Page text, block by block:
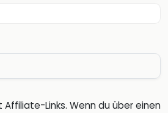
Links. Wenn du über einen